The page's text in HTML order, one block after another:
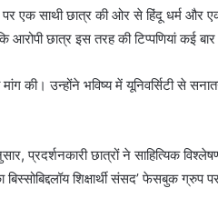
पर एक साथी छात्र की ओर से हिंदू धर्म और
आरोपी छात्र इस तरह की टिप्पणियां कई
उन्होंने भविष्य में यूनिवर्सिटी से
प्रदर्शनकारी छात्रों ने साहित्यिक
शिक्षार्थी संसद’ फेसबुक